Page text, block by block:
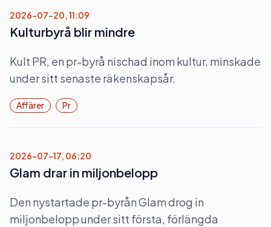
2026-07-20, 11:09
Kulturbyrå blir mindre
Kult PR, en pr-byrå nischad inom kultur, minskade
under sitt senaste räkenskapsår.
Affärer Pr
2026-07-17, 06:20
Glam drar in miljonbelopp
Den nystartade pr-byrån Glam drog in
miljonbelopp under sitt första, förlängda